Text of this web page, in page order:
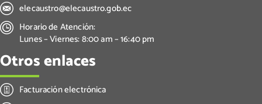
elecaustro@elecaustro.gob.ec
Horario de Atención:
Lunes – Viernes: 8:00 am – 16:40 pm
Otros enlaces
Facturación electrónica